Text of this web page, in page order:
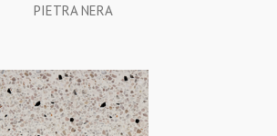
PIETRA NERA